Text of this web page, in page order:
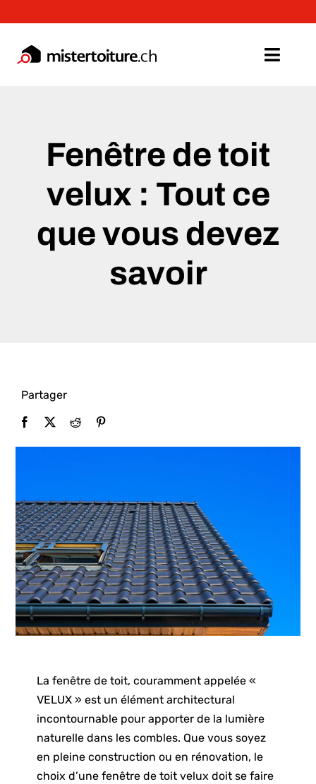
au
contenu
Façade
Menuiseries
Isolation
A propos
Fenêtre de toit
velux : Tout ce
que vous devez
savoir
Partager
La fenêtre de toit, couramment appelée «
VELUX » est un élément architectural
incontournable pour apporter de la lumière
naturelle dans les combles. Que vous soyez
en pleine construction ou en rénovation, le
choix d’une fenêtre de toit velux doit se faire